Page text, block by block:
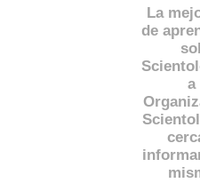
La
de
a